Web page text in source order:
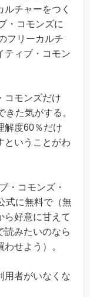
チャーをつく
・コモンズに
フリーカルチ
ティブ・コモン
コモンズだけ
た気がする。
解度60％だけ
ということがわ
・コモンズ・
式に無料で（無
ら好意に甘えて
読みたいのなら
せよう）。
用者がいなくな